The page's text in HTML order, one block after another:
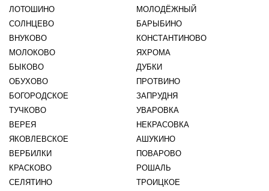
ЛОТОШИНО
МОЛОДЁЖНЫЙ
СОЛНЦЕВО
БАРЫБИНО
ВНУКОВО
КОНСТАНТИНОВО
МОЛОКОВО
ЯХРОМА
БЫКОВО
ДУБКИ
ОБУХОВО
ПРОТВИНО
БОГОРОДСКОЕ
ЗАПРУДНЯ
ТУЧКОВО
УВАРОВКА
ВЕРЕЯ
НЕКРАСОВКА
ЯКОВЛЕВСКОЕ
АШУКИНО
ВЕРБИЛКИ
ПОВАРОВО
КРАСКОВО
РОШАЛЬ
СЕЛЯТИНО
ТРОИЦКОЕ